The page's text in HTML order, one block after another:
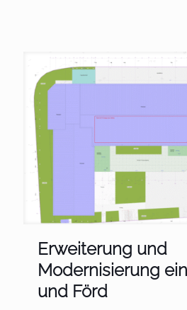
Erweiterung und
Modernisierung
und Förd